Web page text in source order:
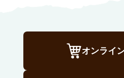
オンライ